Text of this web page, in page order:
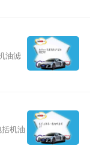
油滤
机油